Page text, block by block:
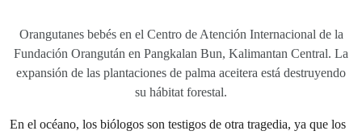
Orangutanes bebés en el Centro de Atención Internacional de la
Fundación Orangután en Pangkalan Bun, Kalimantan Central. La
expansión de las plantaciones de palma aceitera está destruyendo
su hábitat forestal.
En el océano, los biólogos son testigos de otra tragedia, ya que los